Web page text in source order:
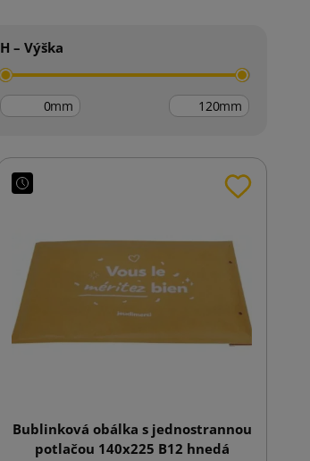
H – Výška
mm mm
Bublinková obálka s jednostrannou
potlačou 140x225 B12 hnedá